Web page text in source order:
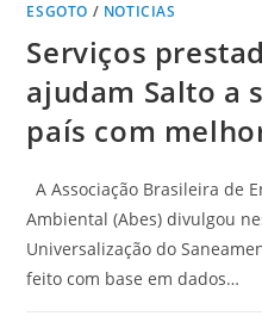
ESGOTO / NOTICIAS
Serviços
ajudam Salto a
país com
A Associação Brasileira de
Ambiental (Abes) divulgou
Universalização do
feito com base em dados…